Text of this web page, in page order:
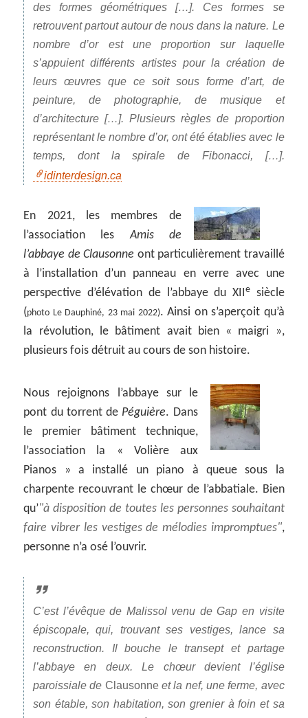
des formes géométriques […]. Ces formes se
retrouvent partout autour de nous dans la nature. Le
nombre d’or est une proportion sur laquelle
s’appuient différents artistes pour la création de
leurs œuvres que ce soit sous forme d’art, de
peinture, de photographie, de musique et
d’architecture […]. Plusieurs règles de proportion
représentant le nombre d’or, ont été établies avec le
temps, dont la spirale de Fibonacci, […].
idinterdesign.ca
En 2021, les membres de
l’association lesAmis de
l’abbaye de Clausonne ont particulièrement travaillé
à l’installation d’un panneau en verre avec une
perspective d’élévation de l’abbaye du XIIesiècle
(photo Le Dauphiné, 23 mai 2022). Ainsi on s’aperçoit qu’à
la révolution, le bâtiment avait bien « maigri »,
plusieurs fois détruit au cours de son histoire.
Nous rejoignons l’abbaye sur le
pont du torrent de Péguière. Dans
le premier bâtiment technique,
l’association la « Volière aux
Pianos » a installé un piano à queue sous la
charpente recouvrant le chœur de l’abbatiale. Bien
qu’ à disposition de toutes les personnes souhaitant
faire vibrer les vestiges de mélodies impromptues ,
personne n’a osé l’ouvrir.
C’est l’évêque de Malissol venu de Gap en visite
épiscopale, qui, trouvant ses vestiges, lance sa
reconstruction. Il bouche le transept et partage
l’abbaye en deux. Le chœur devient l’église
paroissiale de Clausonneet la nef, une ferme, avec
son étable, son habitation, son grenier à foin et sa